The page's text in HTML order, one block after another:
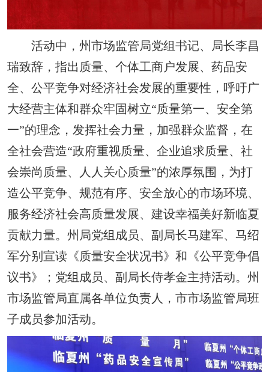
活动中，州市场监管局党组书记、局长李昌
瑞致辞，指出质量、个体工商户发展、药品安
全、公平竞争对经济社会发展的重要性，呼吁广
大经营主体和群众牢固树立“质量第一、安全第
一”的理念，发挥社会力量，加强群众监督，在
全社会营造“政府重视质量、企业追求质量、社
会崇尚质量、人人关心质量”的浓厚氛围，为打
造公平竞争、规范有序、安全放心的市场环境、
服务经济社会高质量发展、建设幸福美好新临夏
贡献力量。州局党组成员、副局长马建军、马绍
军分别宣读《质量安全状况书》和《公平竞争倡
议书》；党组成员、副局长侍孝金主持活动。州
市场监管局直属各单位负责人，市市场监管局班
子成员参加活动。